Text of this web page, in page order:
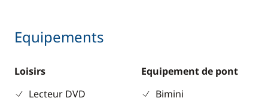
Equipements
Loisirs
Lecteur DVD
Equipement de pont
Bimini